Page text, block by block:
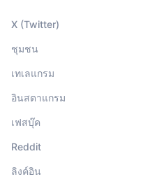
X (Twitter)
ชุมชน
เทเลแกรม
อินสตาแกรม
เฟสบุ๊ค
Reddit
ลิงค์อิน